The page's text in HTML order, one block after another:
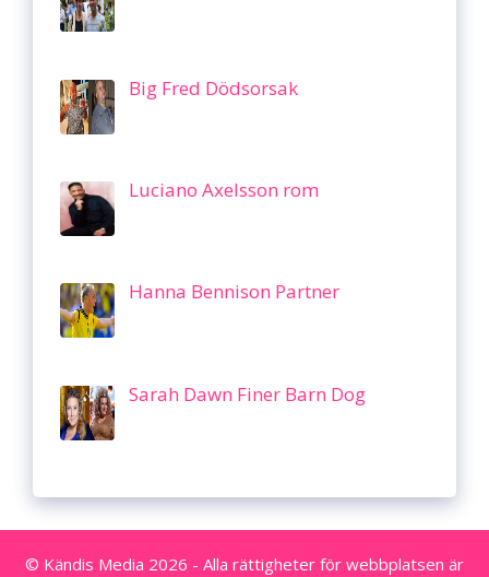
Big Fred Dödsorsak
Luciano Axelsson rom
Hanna Bennison Partner
Sarah Dawn Finer Barn Dog
© Kändis Media 2026 - Alla rättigheter för webbplatsen är